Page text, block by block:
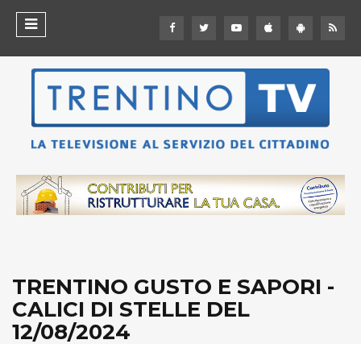
TRENTINO GUSTO E SAPORI -
CALICI DI STELLE DEL
12/08/2024